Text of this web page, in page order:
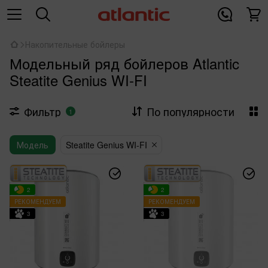
Накопительные бойлеры
Модельный ряд бойлеров Atlantic
Steatite Genius WI-FI
Фильтр 1 По популярности
Модель Steatite Genius WI-FI
2
РЕКОМЕНДУЕМ
3
2
РЕКОМЕНДУЕМ
3